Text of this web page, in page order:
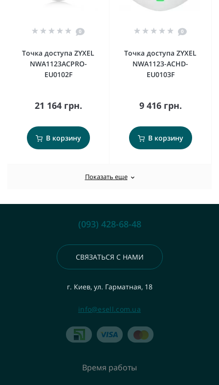
0
Точка доступа ZYXEL
NWA1123ACPRO-
EU0102F
21 164 грн.
В корзину
0
Точка доступа ZYXEL
NWA1123-ACHD-
EU0103F
9 416 грн.
В корзину
Показать еще
(093) 428-68-48
СВЯЗАТЬСЯ С НАМИ
г. Киев, ул. Гарматная, 18
info@esell.com.ua
Время работы